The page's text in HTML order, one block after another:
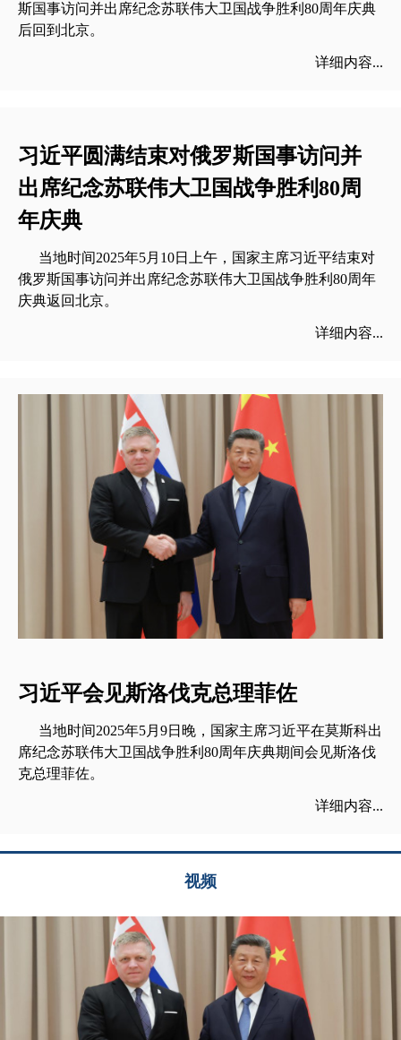
斯国事访问并出席纪念苏联伟大卫国战争胜利80周年庆典
后回到北京。
详细内容...
习近平圆满结束对俄罗斯国事访问并
出席纪念苏联伟大卫国战争胜利80周
年庆典
当地时间2025年5月10日上午，国家主席习近平结束对
俄罗斯国事访问并出席纪念苏联伟大卫国战争胜利80周年
庆典返回北京。
详细内容...
习近平会见斯洛伐克总理菲佐
当地时间2025年5月9日晚，国家主席习近平在莫斯科出
席纪念苏联伟大卫国战争胜利80周年庆典期间会见斯洛伐
克总理菲佐。
详细内容...
视频